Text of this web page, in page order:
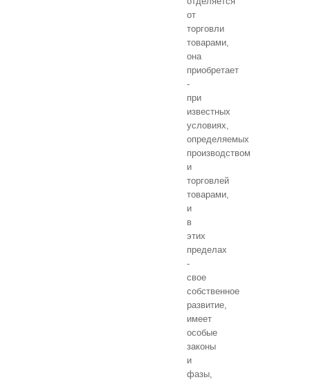
от
торговли
товарами,
она
приобретает
-
при
известных
условиях,
определяемых
производством
и
торговлей
товарами,
и
в
этих
пределах
-
свое
собственное
развитие,
имеет
особые
законы
и
фазы,